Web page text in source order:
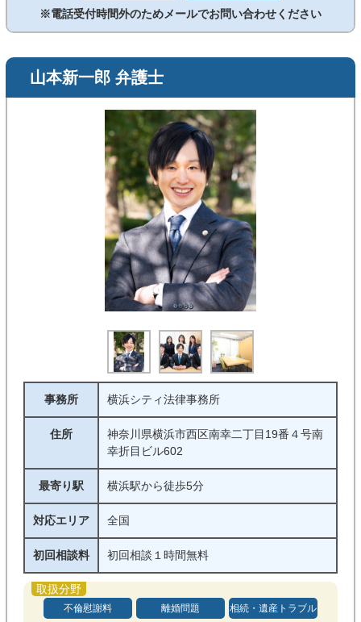
※電話受付時間外のためメールでお問い合わせください
山本新一郎 弁護士
事務所 横浜シティ法律事務所
住所
神奈川県横浜市西区南幸二丁目19番４号南
幸折目ビル602
最寄り駅 横浜駅から徒歩5分
対応エリア 全国
初回相談料 初回相談１時間無料
不倫慰謝料 離婚問題 相続・遺産トラブル